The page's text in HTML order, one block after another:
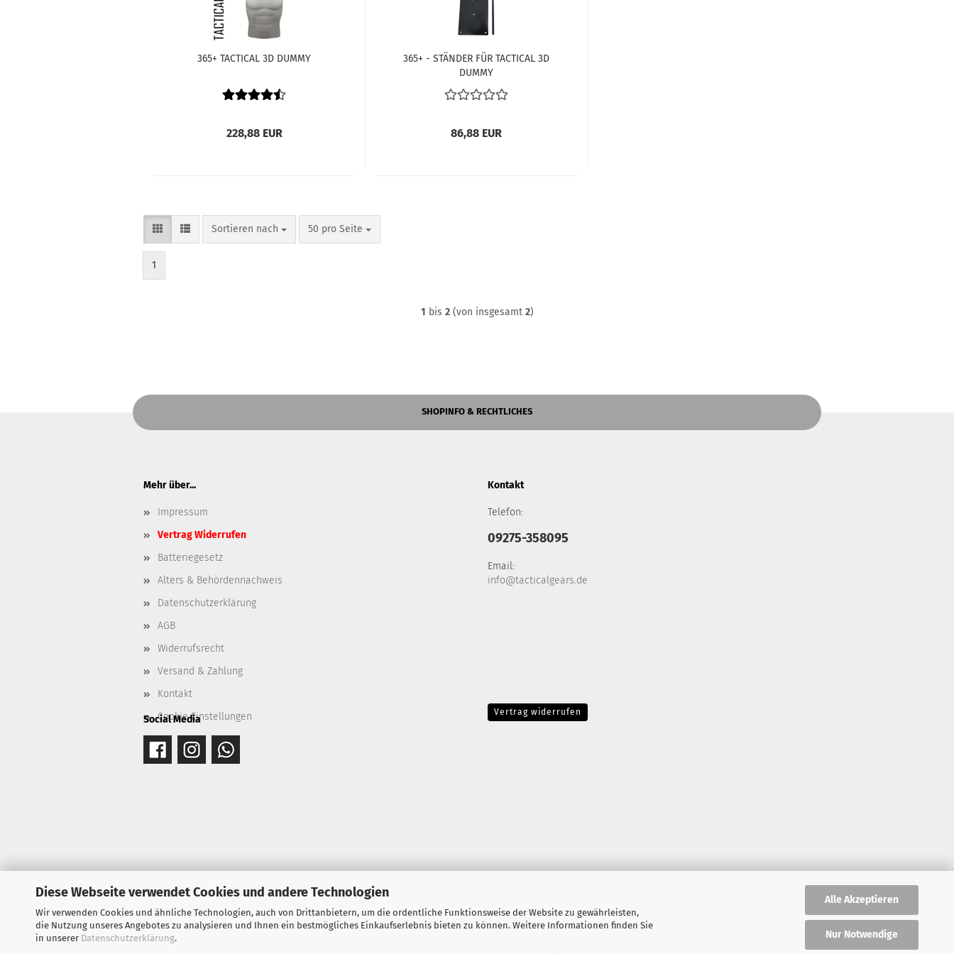
Diese Webseite verwendet Cookies und andere Technologien
Wir verwenden Cookies und ähnliche Technologien, auch von Drittanbietern, um die ordentliche Funktionsweise der Website zu gewährleisten,
die Nutzung unseres Angebotes zu analysieren und Ihnen ein bestmögliches Einkaufserlebnis bieten zu können. Weitere Informationen finden Sie
in unserer Datenschutzerklärung.
Alle Akzeptieren
Nur Notwendige
365+ TACTICAL 3D DUMMY
228,88 EUR
365+ - STÄNDER FÜR TACTICAL 3D
DUMMY
86,88 EUR
Sortieren nach
Sortieren nach 50 pro Seite
pro Seite
1
1 bis 2(von insgesamt 2)
SHOPINFO & RECHTLICHES
Mehr über...
Impressum
Vertrag Widerrufen
Batteriegesetz
Alters & Behördennachweis
Datenschutzerklärung
AGB
Widerrufsrecht
Versand & Zahlung
Kontakt
Cookie Einstellungen
Kontakt
Telefon:
09275-358095
Email:
info@tacticalgears.de
Social Media
Vertrag widerrufen